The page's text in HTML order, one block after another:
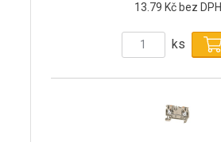
13.79 Kč bez DPH
ks